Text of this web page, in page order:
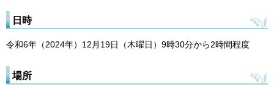
日時
令和6年（2024年）12月19日（木曜日）9時30分から2時間程度
場所